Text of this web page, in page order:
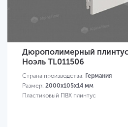
Дюрополимерный
Ноэль TL011506
Страна производства: Германия
Размер: 2000х105x14 мм
Пластиковый ПВХ плинтус